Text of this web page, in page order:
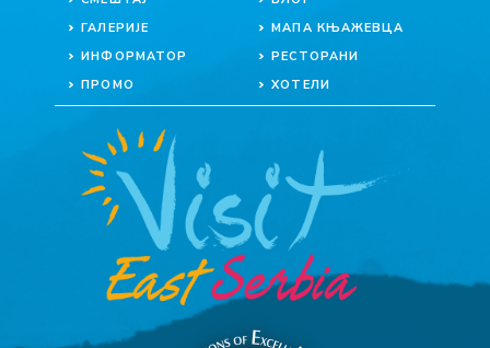
ГАЛЕРИЈЕ
ИНФОРМАТОР
ПРОМО
МАПА КЊАЖЕВЦА
РЕСТОРАНИ
ХОТЕЛИ